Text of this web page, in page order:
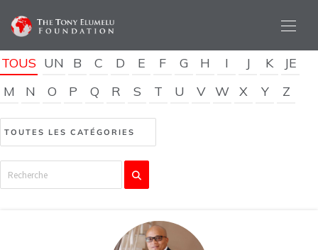
TOUS UN B C D E F G H I J K
JE
M
N O P Q R S T U V W X Y Z